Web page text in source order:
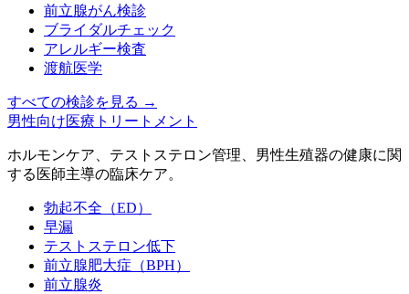
前立腺がん検診
ブライダルチェック
アレルギー検査
渡航医学
すべての検診を見る →
男性向け医療トリートメント
ホルモンケア、テストステロン管理、男性生殖器の健康に関
する医師主導の臨床ケア。
勃起不全（ED）
早漏
テストステロン低下
前立腺肥大症（BPH）
前立腺炎